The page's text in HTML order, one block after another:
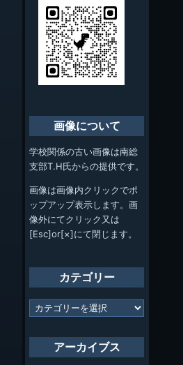
画像について
学校関係の古い画像は南総
支部T.H氏からの提供です。
画像は画像内クリックでポ
ップアップ表示します。画
像外にてクリック又は
[Esc]or[×]にて閉じます。
カテゴリー
カ
テ
ー
アーカイブス